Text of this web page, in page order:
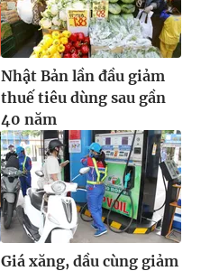
Nhật Bản lần đầu giảm
thuế tiêu dùng sau gần
40 năm
Giá xăng, dầu cùng giảm